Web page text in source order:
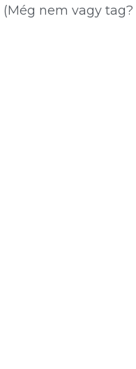
(Még nem vagy tag?